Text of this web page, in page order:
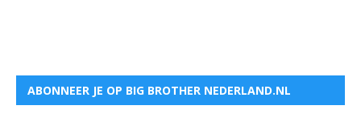
ABONNEER JE OP BIG BROTHER NEDERLAND.NL